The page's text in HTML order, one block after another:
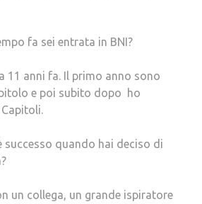
fa sei entrata in BNI?
11 anni fa. Il primo anno sono
e poi subito dopo ho
successo quando hai deciso di
un collega, un grande ispiratore